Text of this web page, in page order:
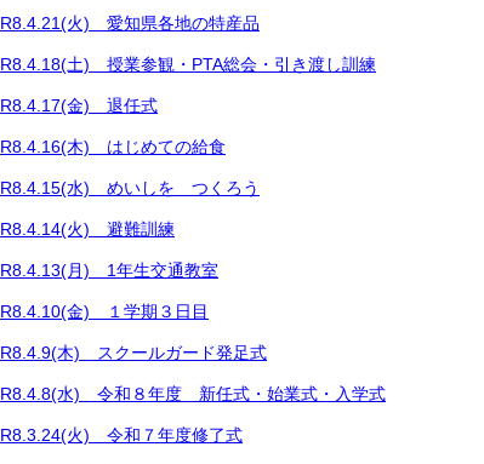
R8.4.21(火) 愛知県各地の特産品
R8.4.18(土) 授業参観・PTA総会・引き渡し訓練
R8.4.17(金) 退任式
R8.4.16(木) はじめての給食
R8.4.15(水) めいしを つくろう
R8.4.14(火) 避難訓練
R8.4.13(月) 1年生交通教室
R8.4.10(金) １学期３日目
R8.4.9(木) スクールガード発足式
R8.4.8(水) 令和８年度 新任式・始業式・入学式
R8.3.24(火) 令和７年度修了式